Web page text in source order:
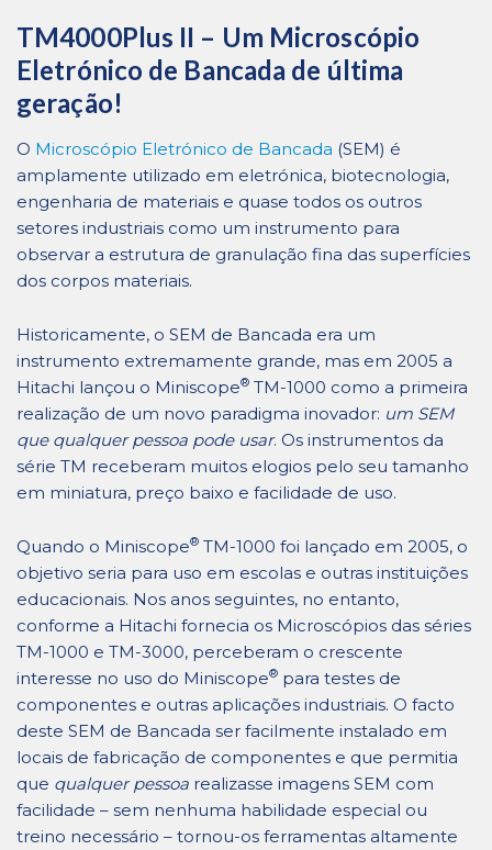
TM4000Plus II – Um Microscópio
Eletrónico de Bancada de última
geração!
O Microscópio Eletrónico de Bancada (SEM) é
amplamente utilizado em eletrónica, biotecnologia,
engenharia de materiais e quase todos os outros
setores industriais como um instrumento para
observar a estrutura de granulação fina das superfícies
dos corpos materiais.
Historicamente, o SEM de Bancada era um
instrumento extremamente grande, mas em 2005 a
Hitachi lançou o Miniscope® TM-1000 como a primeira
realização de um novo paradigma inovador: um SEM
que qualquer pessoa pode usar. Os instrumentos da
série TM receberam muitos elogios pelo seu tamanho
em miniatura, preço baixo e facilidade de uso.
Quando o Miniscope® TM-1000 foi lançado em 2005, o
objetivo seria para uso em escolas e outras instituições
educacionais. Nos anos seguintes, no entanto,
conforme a Hitachi fornecia os Microscópios das séries
TM-1000 e TM-3000, perceberam o crescente
interesse no uso do Miniscope® para testes de
componentes e outras aplicações industriais. O facto
deste SEM de Bancada ser facilmente instalado em
locais de fabricação de componentes e que permitia
que qualquer pessoa realizasse imagens SEM com
facilidade – sem nenhuma habilidade especial ou
treino necessário – tornou-os ferramentas altamente